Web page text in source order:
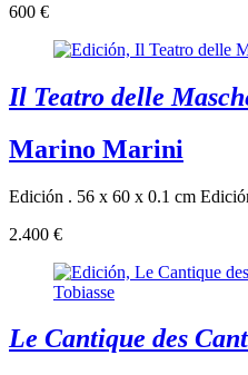
600 €
Il Teatro delle
Marino Marini
Edición . 56 x 60 x 0.1 cm
2.400 €
Le Cantique des